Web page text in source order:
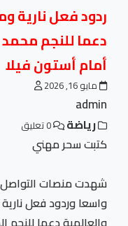
ردود فعل نارية
دعما للنجم
أمام أستون فيلا
مايو 16, 2026
admin
رياضة
كتبت سحر مهني
شهدت منصات التواصل
واسعا وردود فعل